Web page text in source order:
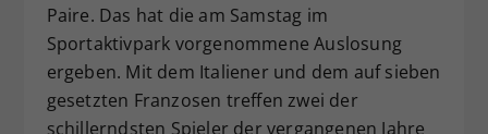
Paire. Das hat die am Samstag im
Sportaktivpark vorgenommene Auslosung
ergeben. Mit dem Italiener und dem auf sieben
gesetzten Franzosen treffen zwei der
schillerndsten Spieler der vergangenen Jahre